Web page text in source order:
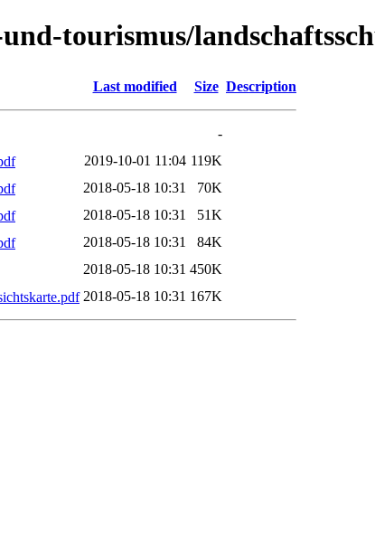
tourismus/
Last modified Size Description
-
2019-10-01 11:04 119K
2018-05-18 10:31
70K
2018-05-18 10:31
51K
2018-05-18 10:31
84K
2018-05-18 10:31 450K
2018-05-18 10:31 167K